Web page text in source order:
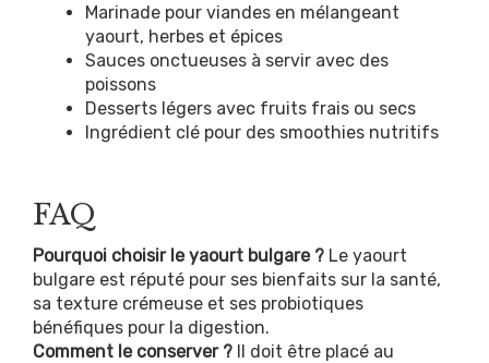
Marinade pour viandes en mélangeant
yaourt, herbes et épices
Sauces onctueuses à servir avec des
poissons
Desserts légers avec fruits frais ou secs
Ingrédient clé pour des smoothies nutritifs
FAQ
Pourquoi choisir le yaourt bulgare ? Le yaourt
bulgare est réputé pour ses bienfaits sur la santé,
sa texture crémeuse et ses probiotiques
bénéfiques pour la digestion.
Comment le conserver ? Il doit être placé au